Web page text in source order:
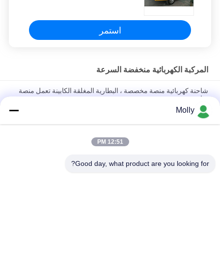
استمر
المركبة الكهربائية منخفضة السرعة
شاحنة كهربائية منصة مخصصة ، البطارية المغلقة الكابينة تعمل منصة
شاحنة
مركبة الشحن الكهربائية التي تعمل ببطارية الليثيوم مع منصة تحميل
وحواجز قابلة للطي
4 مقاعد منصة مركبة كهربائية شاحنة المبحرة مع صفر الانبعاثات صديقة
Molly
12:51 PM
Good day, what product are you looking for?